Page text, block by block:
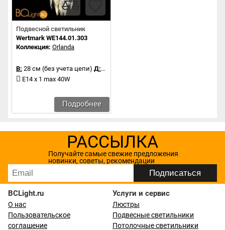
Подвесной светильник
Wertmark WE144.01.303
Коллекция: Orlanda
В: 28 см (без учета цепи) Д:20 см
E14 x 1 max 40W
Подробнее
РАССЫЛКА
Получайте самые свежие предложения
новинки, советы, рекомендации
BCLight.ru
О нас
Пользовательское
соглашение
Услуги и сервис
Люстры
Подвесные светильники
Потолочные светильники